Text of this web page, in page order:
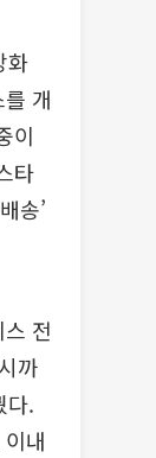
화
개
이
타
송’
전
까
다.
내